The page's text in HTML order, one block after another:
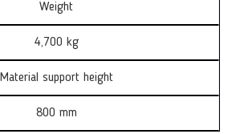
Weight
4,700 kg
Material support height
800 mm